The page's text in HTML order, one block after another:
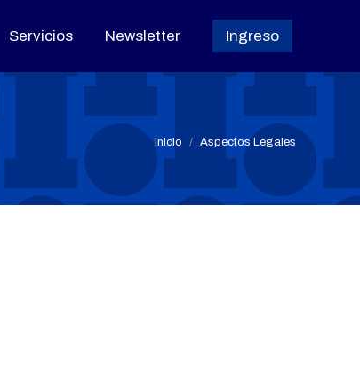
Servicios Newsletter Ingreso
Estás aquí:
Inicio Aspectos Legales
Servicios Newsletter Ingreso